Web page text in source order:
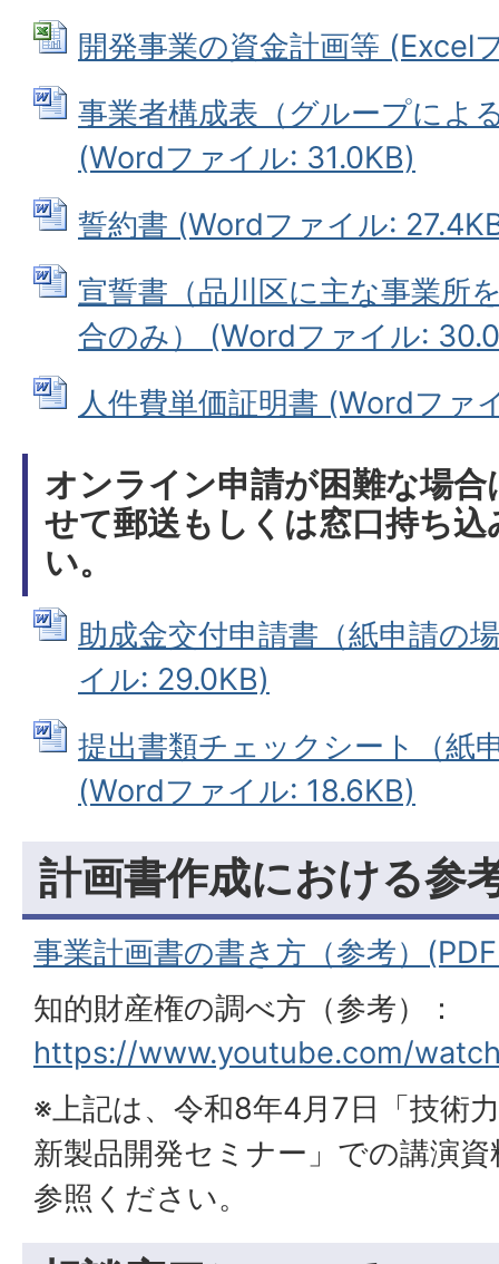
開発事業の資金計画等 (Excel
事業者構成表（グループによ
(Wordファイル: 31.0KB)
誓約書 (Wordファイル:
宣誓書（品川区に主な事業所
合のみ） (Wordファイル:
人件費単価証明書 (Wordファ
オンライン申請が困難な場
せて郵送もしくは窓口持ち
い。
助成金交付申請書（紙申請の
イル: 29.0KB)
提出書類チェックシート（紙
(Wordファイル: 18.6KB)
計画書作成における参
事業計画書の書き方（参考）
知的財産権の調べ方（参考）：
https://www.youtube.com/
※上記は、令和8年4月7日「技術
新製品開発セミナー」での講演
参照ください。